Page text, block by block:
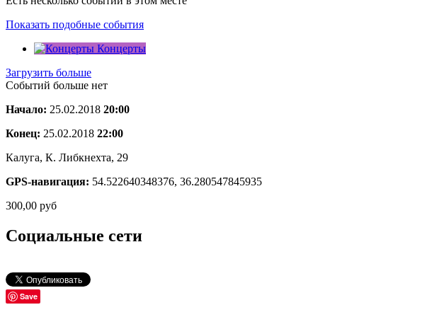
Показать подобные события
Концерты
Загрузить больше
Событий больше нет
Начало: 25.02.2018 20:00
Конец: 25.02.2018 22:00
Калуга, К. Либкнехта, 29
GPS-навигация: 54.522640348376, 36.280547845935
300,00 руб
Социальные сети
Save